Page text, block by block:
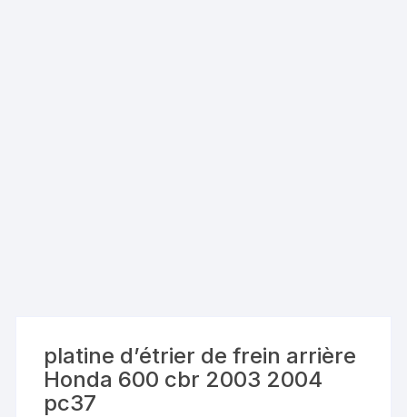
platine d’étrier de frein arrière
Honda 600 cbr 2003 2004
pc37